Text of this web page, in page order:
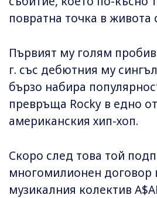
повратна точка в живота
Първият му голям
г. със дебютния му
бързо набира
превръща Rocky в едно
американския хип-хоп.
Скоро след това той
многомилионен договор
музикалния колектив